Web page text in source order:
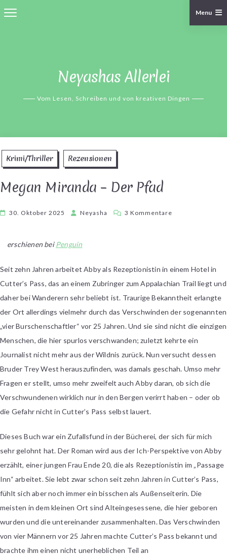
Neyashas Allerlei
Vom Lesen, Schreiben und von kreativen Dingen
Menu
Krimi/Thriller Rezensionen
Megan Miranda – Der Pfad
30. Oktober 2025 Neyasha 3 Kommentare
Pfad
erschienen beiPenguin
Seit zehn Jahren arbeitet Abby als Rezeptionistin in einem Hotel in
Cutter’s Pass, das an einem Zubringer zum Appalachian Trail liegt und
daher bei Wanderern sehr beliebt ist. Traurige Bekanntheit erlangte
der Ort allerdings vielmehr durch das Verschwinden der sogenannten
„vier Burschenschaftler“ vor 25 Jahren. Und sie sind nicht die einzigen
Menschen, die hier spurlos verschwanden; zuletzt kehrte ein
Journalist nicht mehr aus der Wildnis zurück. Nun versucht dessen
Bruder Trey West herauszufinden, was damals geschah. Umso mehr
Fragen er stellt, umso mehr zweifelt auch Abby daran, ob sich die
Verschwundenen wirklich nur in den Bergen verirrt haben – oder ob
die Gefahr nicht in Cutter’s Pass selbst lauert.
Dieses Buch war ein Zufallsfund in der Bücherei, der sich für mich
sehr gelohnt hat. Der Roman wird aus der Ich-Perspektive von Abby
erzählt, einer jungen Frau Ende 20, die als Rezeptionistin im „Passage
Inn“ arbeitet. Sie lebt zwar schon seit zehn Jahren in Cutter’s Pass,
fühlt sich aber noch immer ein bisschen als Außenseiterin. Die
meisten in dem kleinen Ort sind Alteingesessene, die hier geboren
wurden und die untereinander zusammenhalten. Das Verschwinden
von vier Männern vor 25 Jahren machte Cutter’s Pass bekannt und
brachte ihm einen nicht unerheblichen Teil an